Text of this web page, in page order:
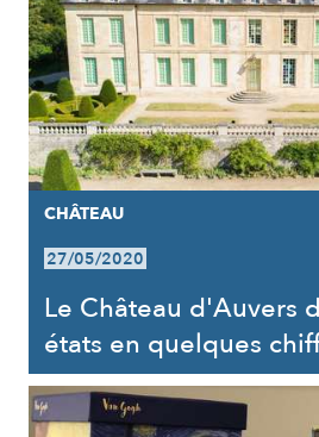
CHÂTEAU
27/05/2020
Le Château d'Auvers
états en quelques